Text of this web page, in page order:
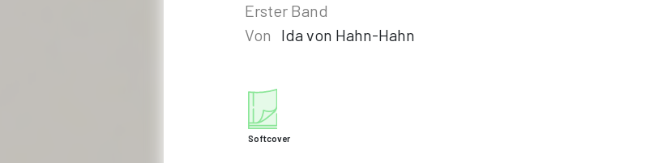
Erster Band
Von
Ida von Hahn-Hahn
Softcover